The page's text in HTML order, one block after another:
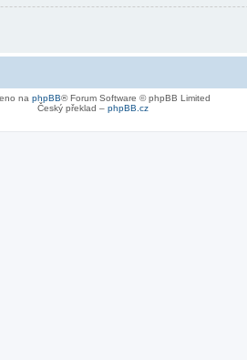
na phpBB® Forum Software © phpBB Limited
Český překlad – phpBB.cz